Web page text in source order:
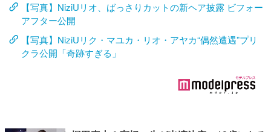
【写真】NiziUリオ、ばっさりカットの新ヘア披露 ビフォー
アフター公開
【写真】NiziUリク・マユカ・リオ・アヤカ“偶然遭遇”プリ
クラ公開「奇跡すぎる」